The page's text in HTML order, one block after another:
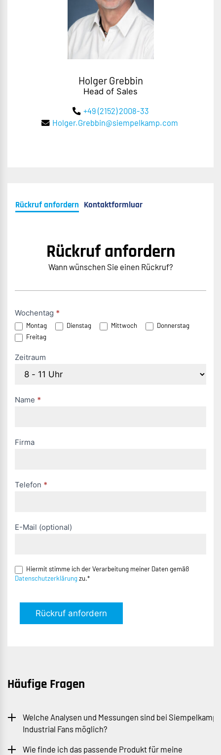
Holger Grebbin
Head of Sales
+49 (2152) 2008-33
Holger.Grebbin@siempelkamp.com
Rückruf anfordern Kontaktformluar
Rückruf anfordern
Wann wünschen Sie einen Rückruf?
Rückruf
anfordern
Wochentag *
Montag Dienstag Mittwoch
Donnerstag
Freitag
Zeitraum
Name *
Firma
Telefon *
E-Mail (optional)
Hiermit stimme ich der Verarbeitung meiner Daten gemäß
Datenschutzerklärungzu.*
Rückruf anfordern
Häufige Fragen
Welche Analysen und Messungen sind bei Siempelkamp
Industrial Fans möglich?
Wie finde ich das passende Produkt für meine